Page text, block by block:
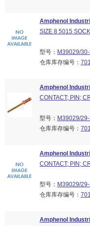
Amphenol
SIZE 8 5015
型号： M39029/
仓库库存编号：
Amphenol
CONTACT; PIN;
型号： M39029/
仓库库存编号：
Amphenol
CONTACT; PIN;
型号： M39029/
仓库库存编号：
Amphenol